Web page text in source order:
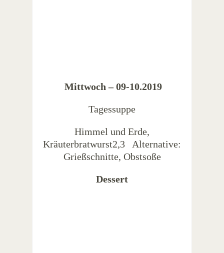
Mittwoch – 09-10.2019
Tagessuppe
Himmel und Erde,
Kräuterbratwurst2,3 Alternative:
Grießschnitte, Obstsoße
Dessert